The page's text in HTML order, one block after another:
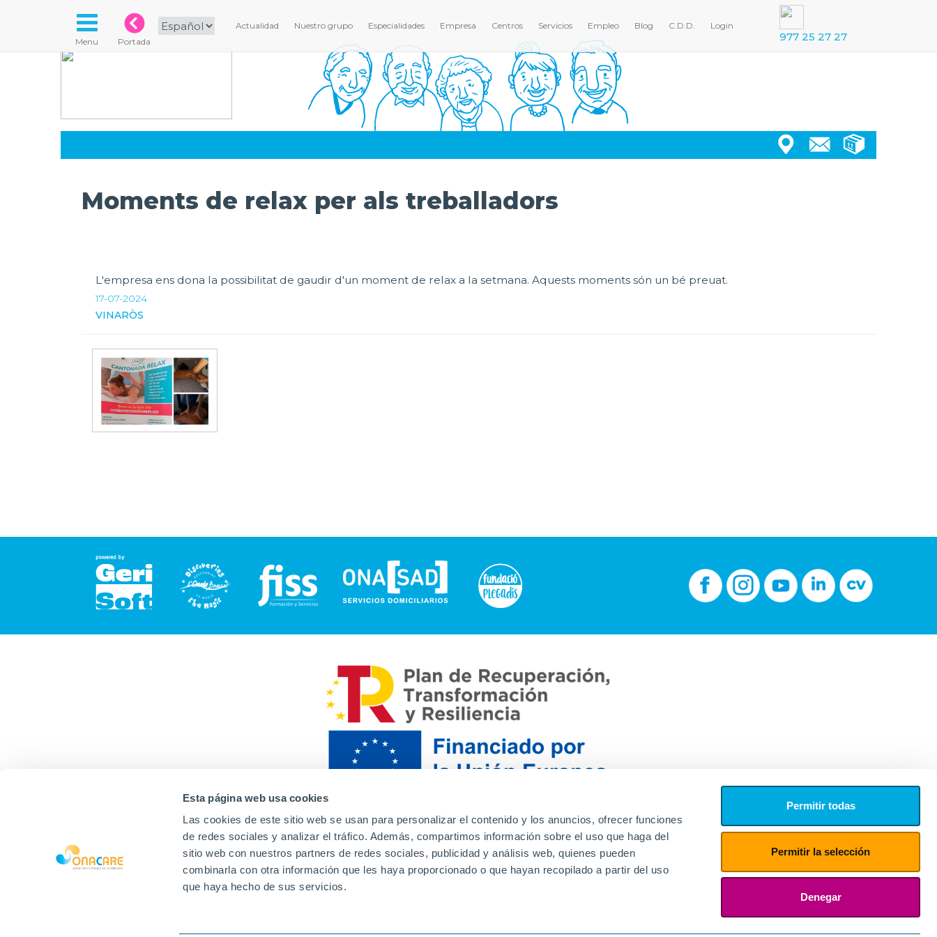
Esta página web usa cookies
Las cookies de este sitio web se usan para personalizar el contenido y los anuncios, ofrecer funciones
de redes sociales y analizar el tráfico. Además, compartimos información sobre el uso que haga del
sitio web con nuestros partners de redes sociales, publicidad y análisis web, quienes pueden
combinarla con otra información que les haya proporcionado o que hayan recopilado a partir del uso
que haya hecho de sus servicios.
Permitir todas
Permitir la selección
Denegar
Actualidad Nuestro grupo Especialidades Empresa Centros Servicios Empleo Blog C.D.D. Login
977 25 27 27
Menu Portada
Moments de relax per als treballadors
L'empresa ens dona la possibilitat de gaudir d'un moment de relax a la setmana. Aquests moments són un bé preuat.
17-07-2024
VINARÒS
Contacto Canal de denuncias Envia tu CV
Proveedores
Aviso Legal